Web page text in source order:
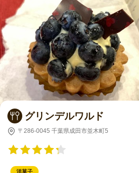
グリンデルワルド
〒286-0045 千葉県成田市並木町5
洋菓子